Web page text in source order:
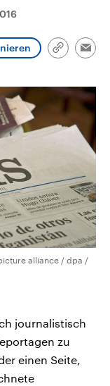
Link
alliance / dpa /
journalistisch
zu
einen Seite,